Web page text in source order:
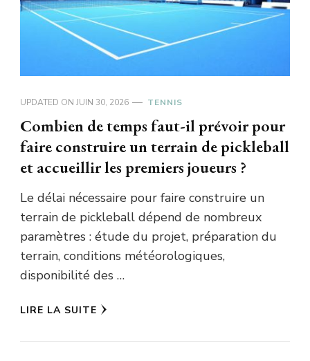
UPDATED ON JUIN 30, 2026 TENNIS
Combien de temps faut-il prévoir pour
faire construire un terrain de pickleball
et accueillir les premiers joueurs ?
Le délai nécessaire pour faire construire un
terrain de pickleball dépend de nombreux
paramètres : étude du projet, préparation du
terrain, conditions météorologiques,
disponibilité des …
LIRE LA SUITE